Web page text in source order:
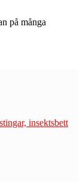
på många
insektsbett